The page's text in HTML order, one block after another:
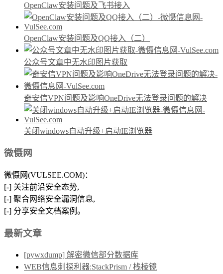
OpenClaw安装问题及飞书接入
OpenClaw安装问题及QQ接入（二）
公众号文章中无水印图片获取
奇安信VPN问题及影响OneDrive无法登录问题的解决
关闭windows自动升级+启动IE浏览器
微慑网
微慑网(VULSEE.COM)：
[-] 关注前沿安全态势,
[-] 聚合网络安全漏洞信息,
[-] 分享安全文档案例。
最新文章
[pywxdump] 解密微信部分数据库
WEB信息刺探利器:StackPrism / 栈棱镜